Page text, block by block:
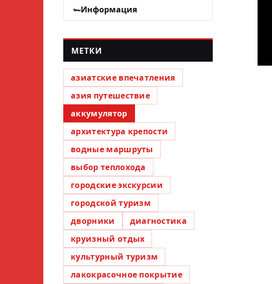
Информация
МЕТКИ
азиатские впечатления
азия путешествие
аккумулятор
архитектура крепости
водные маршруты
выбор теплохода
городские экскурсии
городской туризм
дворники
диагностика
круизный отдых
культурный туризм
лакокрасочное покрытие